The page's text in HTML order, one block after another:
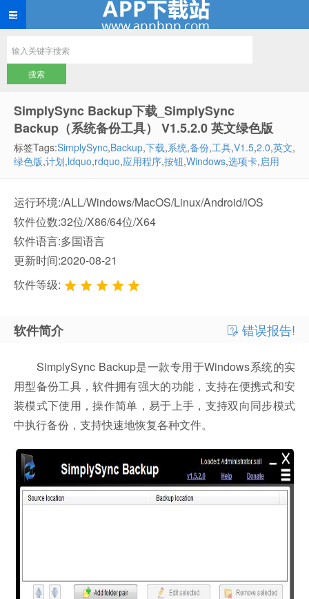
SimplySync Backup下载_SimplySync
Backup（系统备份工具） V1.5.2.0 英文绿色版
标签Tags:SimplySync,Backup,下载,系统,备份,工具,V1.5,2.0,英文,
绿色版,计划,ldquo,rdquo,应用程序,按钮,Windows,选项卡,启用
运行环境:/ALL/Windows/MacOS/Linux/Android/iOS
软件位数:32位/X86/64位/X64
软件语言:多国语言
更新时间:2020-08-21
软件等级:
软件简介 错误报告!
SimplySync Backup是一款专用于Windows系统的实
用型备份工具，软件拥有强大的功能，支持在便携式和安
装模式下使用，操作简单，易于上手，支持双向同步模式
中执行备份，支持快速地恢复各种文件。